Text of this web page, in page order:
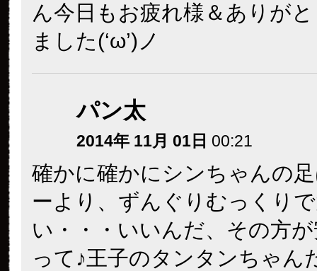
ん今日もお疲れ様＆ありが
ました(‘ω’)ノ
パン太
2014年 11月 01日 00:21
確かに確かにシンちゃんの
ーより、ずんぐりむっくり
い・・・いいんだ、その方
って♪王子のタンタンちゃん